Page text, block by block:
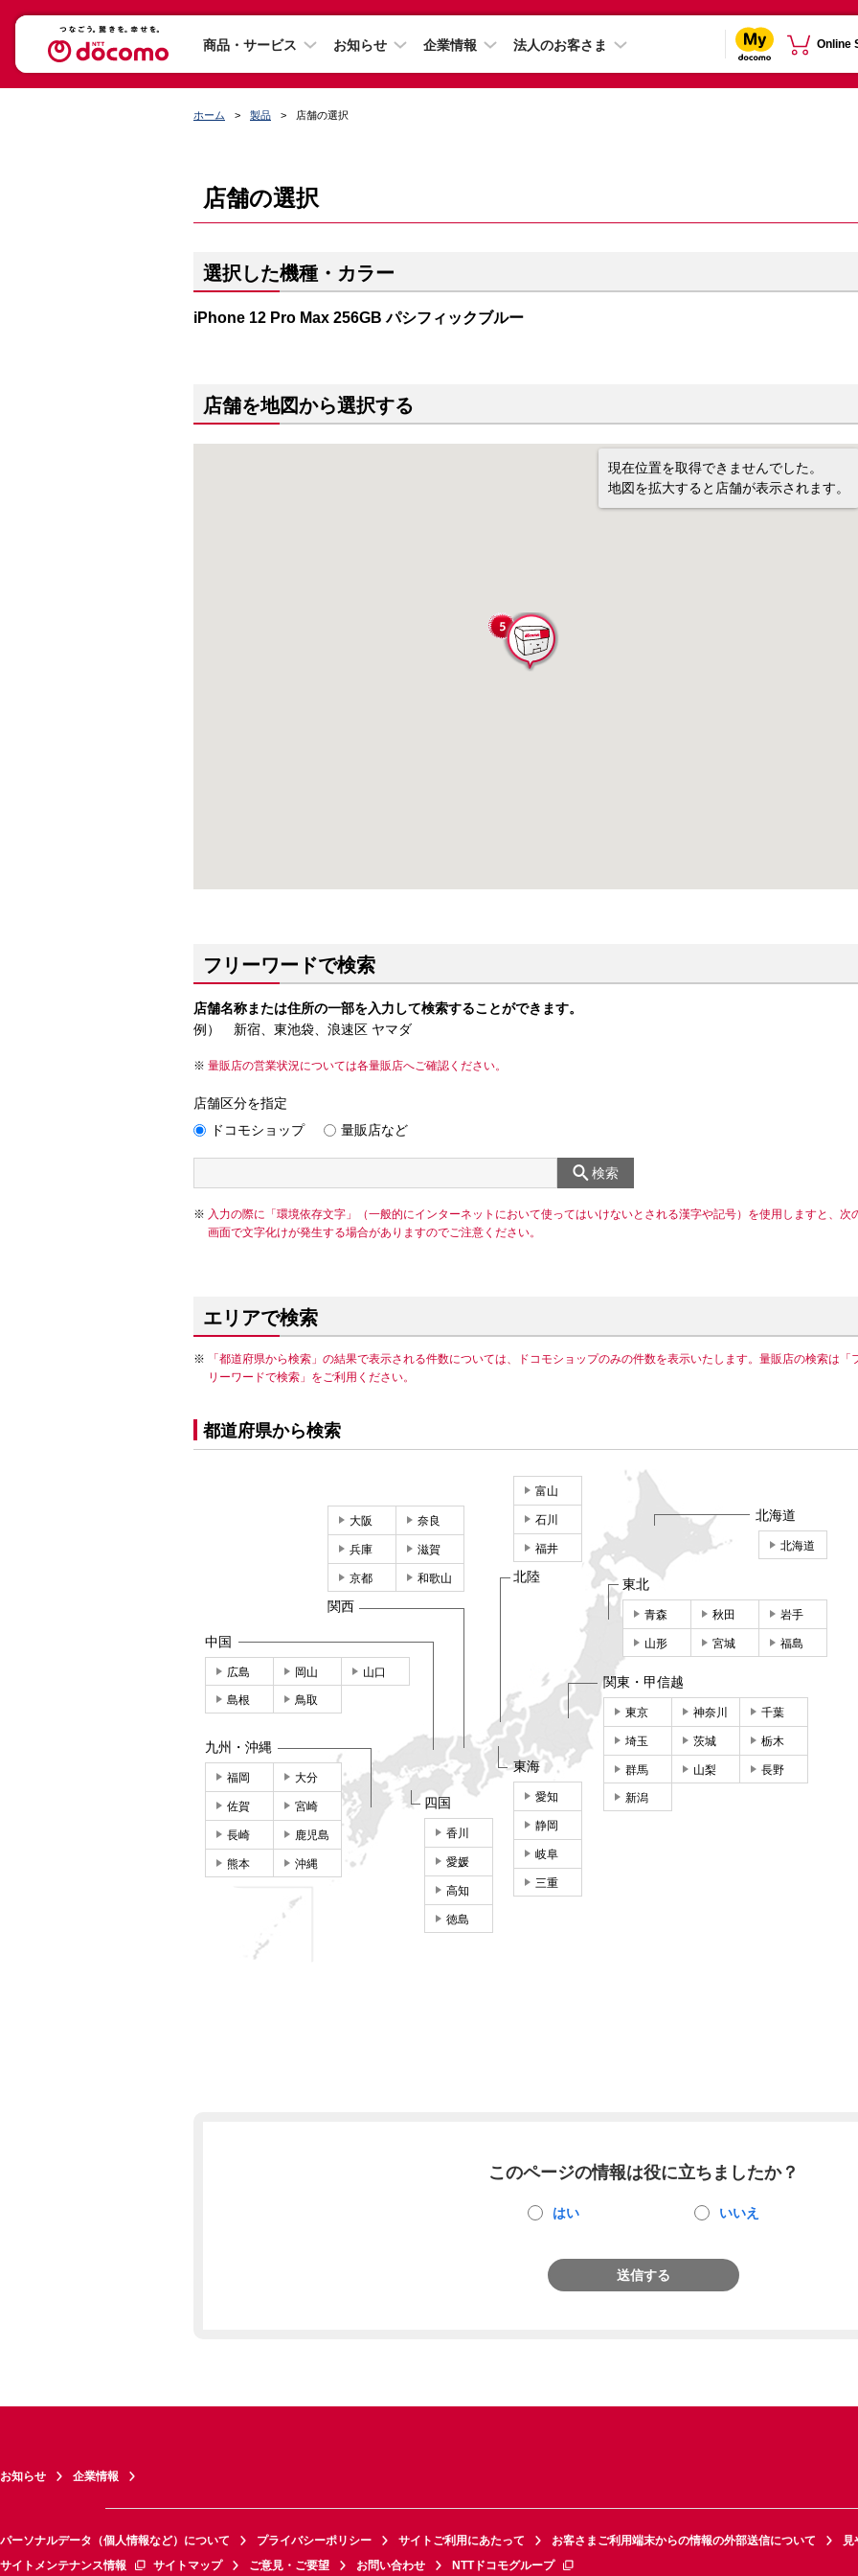
商品・サービス お知らせ 企業情報 法人のお客さま Online
ホーム 製品 店舗の選択
店舗の選択
選択した機種・カラー
iPhone 12 Pro Max 256GB パシフィックブルー
店舗を地図から選択する
現在位置を取得できませんでした。
地図を拡大すると店舗が表示されます。
フリーワードで検索
店舗名称または住所の一部を入力して検索することができます。
例） 新宿、東池袋、浪速区 ヤマダ
量販店の営業状況については各量販店へご確認ください。
店舗区分を指定
ドコモショップ
量販店など
検索
入力の際に「環境依存文字」（一般的にインターネットにおいて使ってはいけないとされる漢字や記号）を使用しますと、次
画面で文字化けが発生する場合がありますのでご注意ください。
エリアで検索
「都道府県から検索」の結果で表示される件数については、ドコモショップのみの件数を表示いたします。量販店の検索は「
リーワードで検索」をご利用ください。
都道府県から検索
北海道
北海道
東北
青森 秋田 岩手
山形 宮城 福島
関東・甲信越
東京 神奈川 千葉
埼玉 茨城 栃木
群馬 山梨 長野
新潟
東海
愛知
静岡
岐阜
三重
富山
石川
福井
北陸
大阪 奈良
兵庫 滋賀
京都 和歌山
関西
中国
広島 岡山 山口
島根 鳥取
四国
香川
愛媛
高知
徳島
九州・沖縄
福岡 大分
佐賀 宮崎
長崎 鹿児島
熊本 沖縄
このページの情報は役に立ちましたか？
はい いいえ
送信する
お知らせ 企業情報
パーソナルデータ（個人情報など）について プライバシーポリシー サイトご利用にあたって お客さまご利用端末からの情報の外部送信について
見
サイトメンテナンス情報
サイトマップ ご意見・ご要望 お問い合わせ NTTドコモグループ